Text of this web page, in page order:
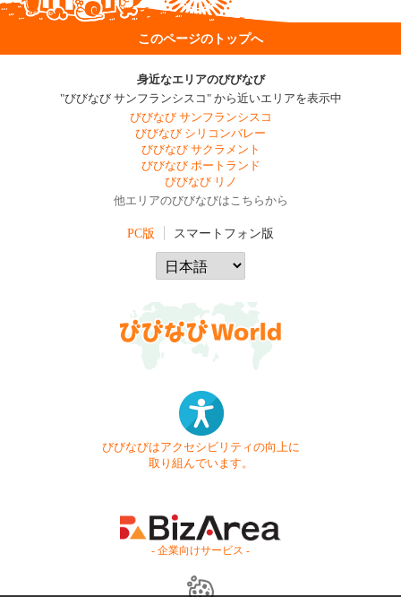
このページのトップへ
身近なエリアのびびなび
"びびなび サンフランシスコ" から近いエリアを表示中
びびなび サンフランシスコ
びびなび シリコンバレー
びびなび サクラメント
びびなび ポートランド
びびなび リノ
他エリアのびびなびはこちらから
PC版 スマートフォン版
びびなびはアクセシビリティの向上に
取り組んでいます。
- 企業向けサービス -